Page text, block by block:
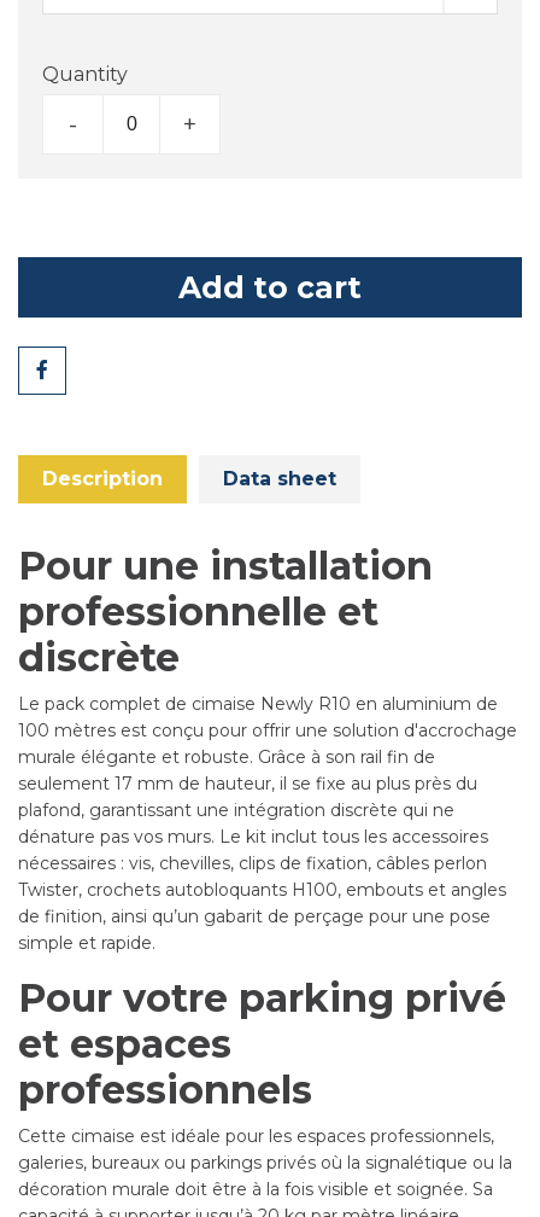
Quantity
- +
Add to cart
Share
Description Data sheet
Pour une installation
professionnelle et
discrète
Le pack complet de cimaise Newly R10 en aluminium de
100 mètres est conçu pour offrir une solution d'accrochage
murale élégante et robuste. Grâce à son rail fin de
seulement 17 mm de hauteur, il se fixe au plus près du
plafond, garantissant une intégration discrète qui ne
dénature pas vos murs. Le kit inclut tous les accessoires
nécessaires : vis, chevilles, clips de fixation, câbles perlon
Twister, crochets autobloquants H100, embouts et angles
de finition, ainsi qu’un gabarit de perçage pour une pose
simple et rapide.
Pour votre parking privé
et espaces
professionnels
Cette cimaise est idéale pour les espaces professionnels,
galeries, bureaux ou parkings privés où la signalétique ou la
décoration murale doit être à la fois visible et soignée. Sa